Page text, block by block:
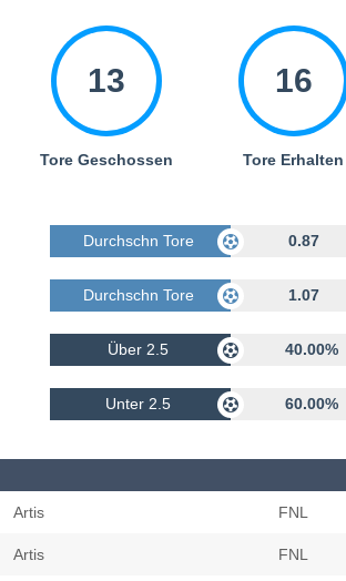
13
Tore Geschossen
16
Tore Erhalten
Durchschn Tore Geschossen 0.87
Durchschn Tore Erhalten 1.07
Über 2.5 40.00%
Unter 2.5 60.00%
Artis FNL
Artis FNL